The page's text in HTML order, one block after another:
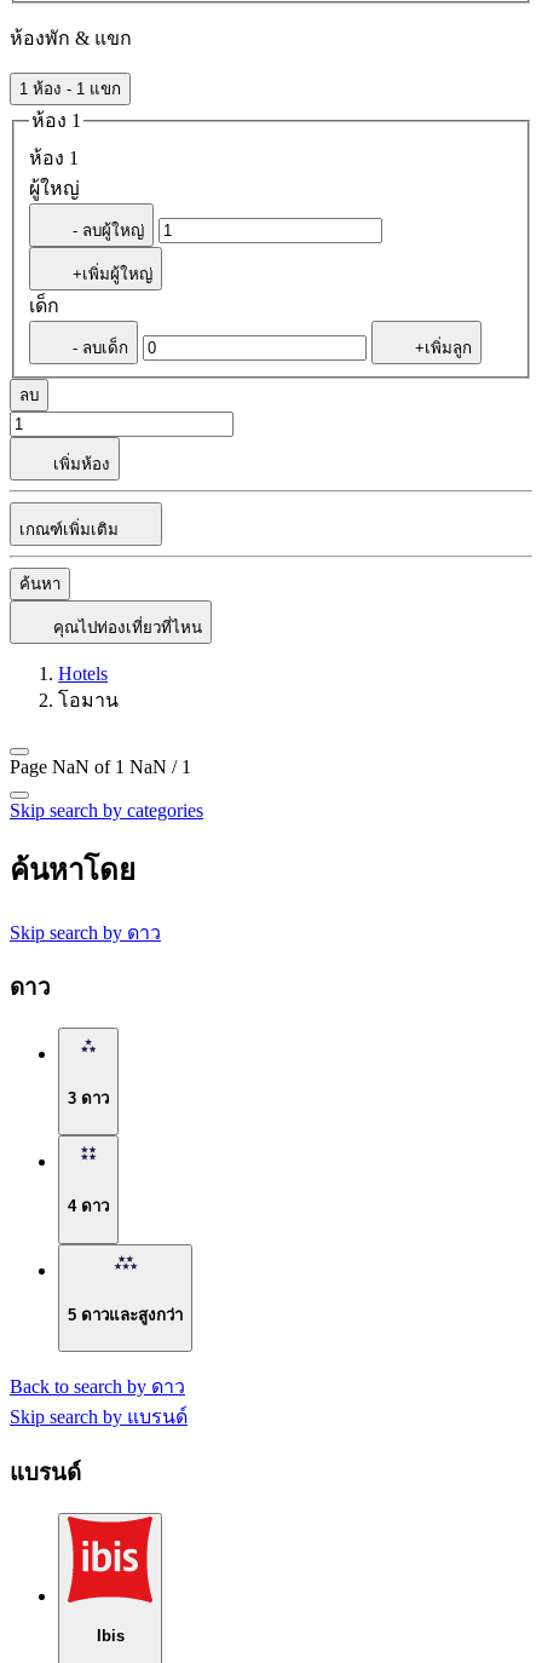
ห้องพัก & แขก
1 ห้อง - 1 แขก
ห้อง 1
ห้อง 1
ผู้ใหญ่
- ลบผู้ใหญ่
+เพิ่มผู้ใหญ่
เด็ก
- ลบเด็ก +เพิ่มลูก
ลบ
เพิ่มห้อง
เกณฑ์เพิ่มเติม
ค้นหา
คุณไปท่องเที่ยวที่ไหน
Hotels
โอมาน
Page NaN of 1 NaN / 1
Skip search by categories
ค้นหาโดย
Skip search by ดาว
ดาว
3 ดาว
4 ดาว
5 ดาวและสูงกว่า
Back to search by ดาว
Skip search by แบรนด์
แบรนด์
Ibis